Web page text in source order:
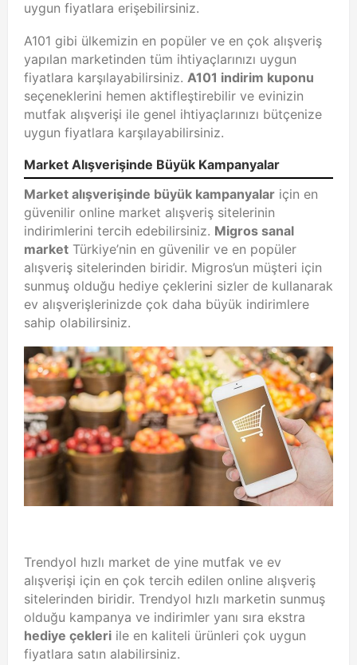
uygun fiyatlara erişebilirsiniz.
A101 gibi ülkemizin en popüler ve en çok alışveriş
yapılan marketinden tüm ihtiyaçlarınızı uygun
fiyatlara karşılayabilirsiniz. A101 indirim kuponu
seçeneklerini hemen aktifleştirebilir ve evinizin
mutfak alışverişi ile genel ihtiyaçlarınızı bütçenize
uygun fiyatlara karşılayabilirsiniz.
Market Alışverişinde Büyük Kampanyalar
Market alışverişinde büyük kampanyalar için en
güvenilir online market alışveriş sitelerinin
indirimlerini tercih edebilirsiniz. Migros sanal
market Türkiye’nin en güvenilir ve en popüler
alışveriş sitelerinden biridir. Migros’un müşteri için
sunmuş olduğu hediye çeklerini sizler de kullanarak
ev alışverişlerinizde çok daha büyük indirimlere
sahip olabilirsiniz.
Trendyol hızlı market de yine mutfak ve ev
alışverişi için en çok tercih edilen online alışveriş
sitelerinden biridir. Trendyol hızlı marketin sunmuş
olduğu kampanya ve indirimler yanı sıra ekstra
hediye çekleri ile en kaliteli ürünleri çok uygun
fiyatlara satın alabilirsiniz.